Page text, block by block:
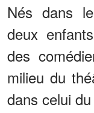
Nés dans
deux
des
milieu du
dans celui